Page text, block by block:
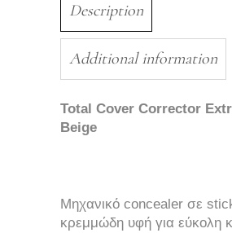
Description
Additional information
Total Cover Corrector
Beige
Μηχανικό concealer σε
κρεμμώδη υφή για εύκολη